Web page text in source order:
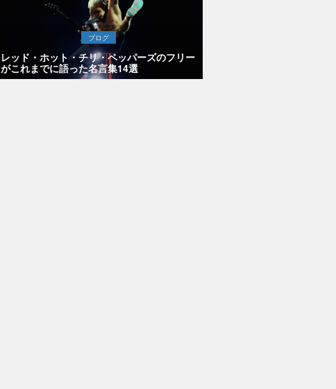
ブログ
レッド・ホット・チリ・ペッパーズのフリー
がこれまでに語った名言集14選